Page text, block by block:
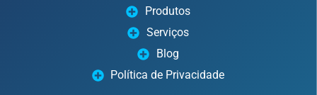
Produtos
Serviços
Blog
Política de Privacidade